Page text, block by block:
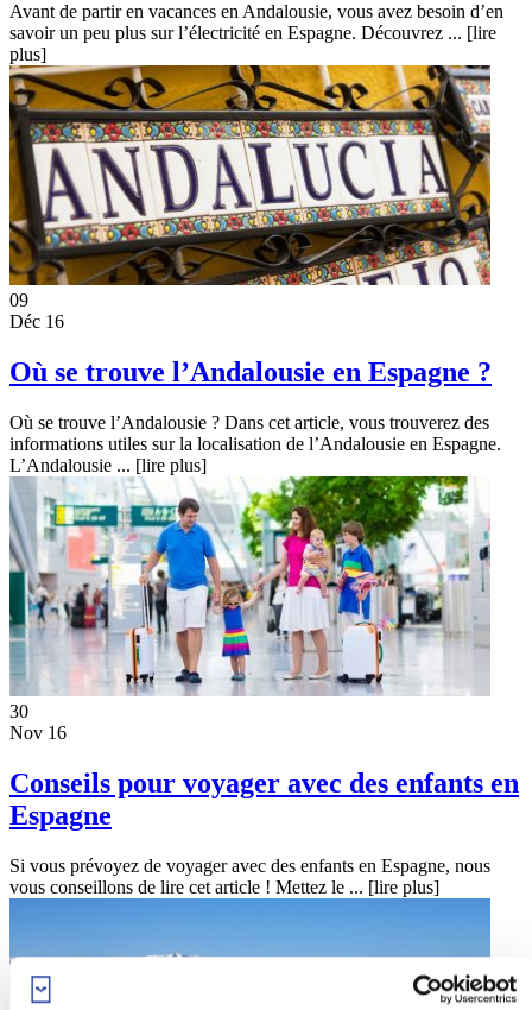
Avant de partir en vacances en Andalousie, vous avez besoin d’en
savoir un peu plus sur l’électricité en Espagne. Découvrez ... [lire
plus]
09
Déc 16
Où se trouve l’Andalousie en Espagne ?
Où se trouve l’Andalousie ? Dans cet article, vous trouverez des
informations utiles sur la localisation de l’Andalousie en Espagne.
L’Andalousie ... [lire plus]
30
Nov 16
Conseils pour voyager avec des enfants en
Espagne
Si vous prévoyez de voyager avec des enfants en Espagne, nous
vous conseillons de lire cet article ! Mettez le ... [lire plus]